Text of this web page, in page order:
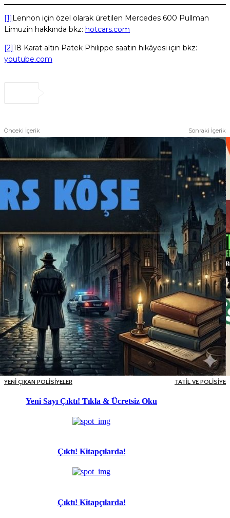
[1]Lennon için özel olarak üretilen Mercedes 600 Pullman
Limuzin hakkında bkz: hotcars.com
[2]18 Karat altın Patek Philippe saatin hikâyesi için bkz:
youtube.com
Önceki İçerik
YENİ ÇIKAN POLİSİYELER
Sonraki İçerik
TATİL VE POLİSİYE
Yeni Sayı Çıktı! Tıkla & Ücretsiz Oku
Çıktı! Kitapçılarda!
Çıktı! Kitapçılarda!